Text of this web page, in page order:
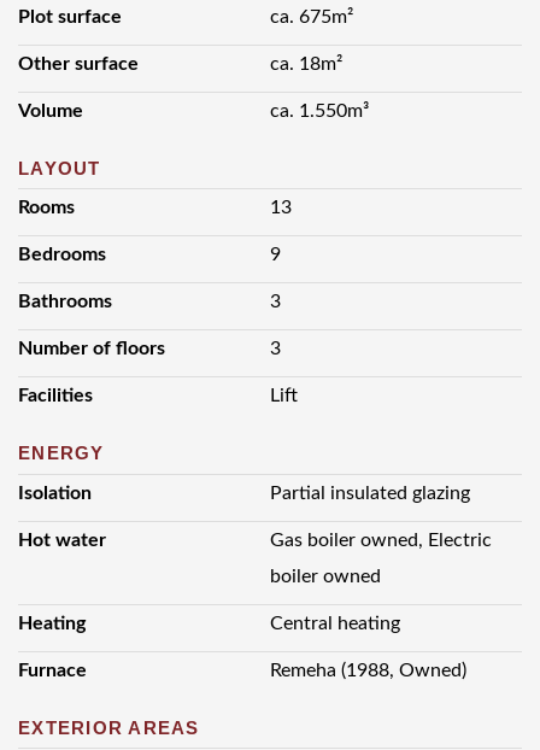
- Gemeentelijk monument.
- Bestemming: Gemengd-4.
Plot surface ca. 675m²
Other surface ca. 18m²
Volume ca. 1.550m³
LAYOUT
Rooms 13
Bedrooms 9
Bathrooms 3
Number of floors 3
Facilities Lift
ENERGY
Isolation Partial insulated glazing
Hot water
Gas boiler owned, Electric
boiler owned
Heating Central heating
Furnace Remeha (1988, Owned)
EXTERIOR AREAS